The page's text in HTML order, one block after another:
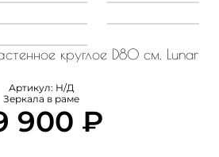
круглое D80 см. Lunar
Артикул: Н/Д
Зеркала в раме
900 ₽